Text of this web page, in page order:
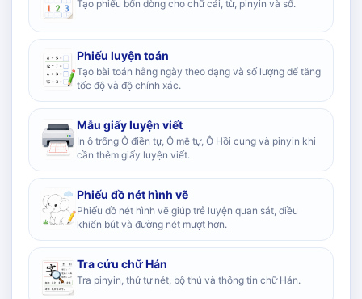
Tạo phiếu bốn dòng cho chữ cái, từ, pinyin và số.
Phiếu luyện toán
Tạo bài toán hằng ngày theo dạng và số lượng để tăng
tốc độ và độ chính xác.
Mẫu giấy luyện viết
In ô trống Ô điền tự, Ô mễ tự, Ô Hồi cung và pinyin khi
cần thêm giấy luyện viết.
Phiếu đồ nét hình vẽ
Phiếu đồ nét hình vẽ giúp trẻ luyện quan sát, điều
khiển bút và đường nét mượt hơn.
Tra cứu chữ Hán
Tra pinyin, thứ tự nét, bộ thủ và thông tin chữ Hán.